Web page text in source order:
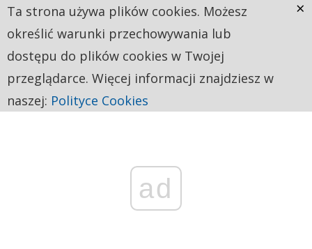
ad
Ta strona używa plików cookies. Możesz
określić warunki przechowywania lub
dostępu do plików cookies w Twojej
przeglądarce. Więcej informacji znajdziesz w
naszej: Polityce Cookies
×